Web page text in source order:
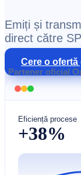
Emiți și
direct către
Cere o ofertă
Partener oficial
Eficiență procese
+38%